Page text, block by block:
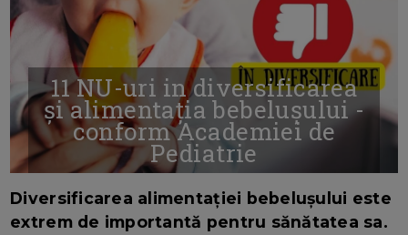
11 NU-uri in diversificarea
și alimentația bebelușului -
conform Academiei de
Pediatrie
Diversificarea alimentației bebelușului este
extrem de importantă pentru sănătatea sa.